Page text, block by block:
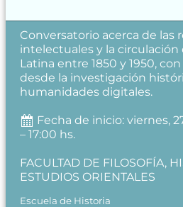
Conversatorio acerca de las
intelectuales y la circulación
Latina entre 1850 y 1950,
desde la investigación
humanidades digitales.
Fecha de inicio: viernes,
– 17:00 hs.
FACULTAD DE FILOSOFÍA,
ESTUDIOS ORIENTALES
Escuela de Historia